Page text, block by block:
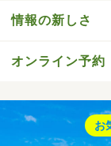
情報の新しさ
オンライン予約
お